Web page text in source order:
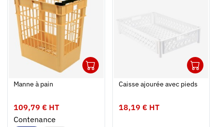
Ajouter au panier
Fermer
Manne à pain
109,79 € HT
Contenance
Ouvrir
Caisse ajourée avec pieds
18,19 € HT